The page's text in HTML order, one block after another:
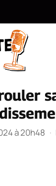
à 20h48 ·